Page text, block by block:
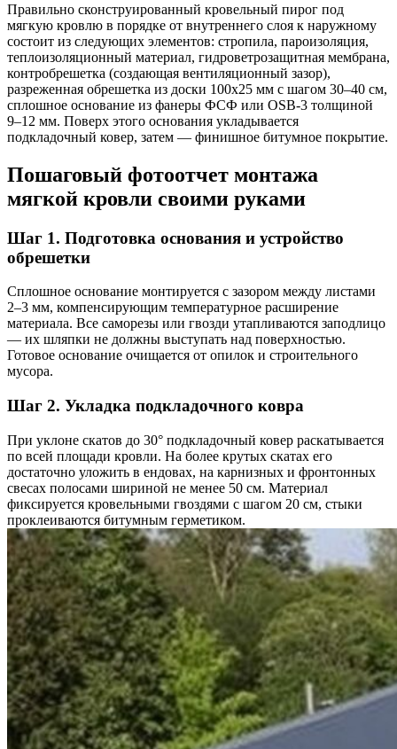
Правильно сконструированный кровельный пирог под
мягкую кровлю в порядке от внутреннего слоя к наружному
состоит из следующих элементов: стропила, пароизоляция,
теплоизоляционный материал, гидроветрозащитная мембрана,
контробрешетка (создающая вентиляционный зазор),
разреженная обрешетка из доски 100х25 мм с шагом 30–40 см,
сплошное основание из фанеры ФСФ или OSB-3 толщиной
9–12 мм. Поверх этого основания укладывается
подкладочный ковер, затем — финишное битумное покрытие.
Пошаговый фотоотчет монтажа
мягкой кровли своими руками
Шаг 1. Подготовка основания и устройство
обрешетки
Сплошное основание монтируется с зазором между листами
2–3 мм, компенсирующим температурное расширение
материала. Все саморезы или гвозди утапливаются заподлицо
— их шляпки не должны выступать над поверхностью.
Готовое основание очищается от опилок и строительного
мусора.
Шаг 2. Укладка подкладочного ковра
При уклоне скатов до 30° подкладочный ковер раскатывается
по всей площади кровли. На более крутых скатах его
достаточно уложить в ендовах, на карнизных и фронтонных
свесах полосами шириной не менее 50 см. Материал
фиксируется кровельными гвоздями с шагом 20 см, стыки
проклеиваются битумным герметиком.